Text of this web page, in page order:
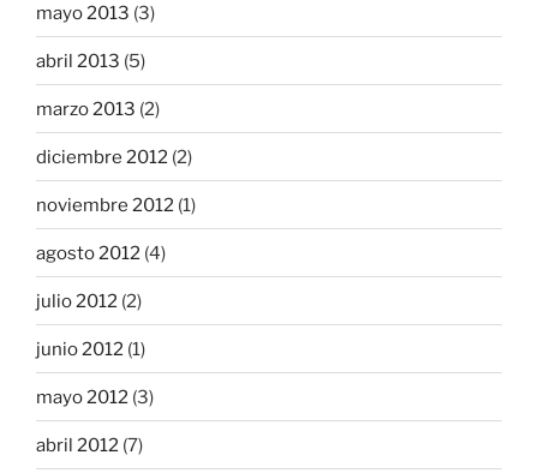
mayo 2013 (3)
abril 2013 (5)
marzo 2013 (2)
diciembre 2012 (2)
noviembre 2012 (1)
agosto 2012 (4)
julio 2012 (2)
junio 2012 (1)
mayo 2012 (3)
abril 2012 (7)